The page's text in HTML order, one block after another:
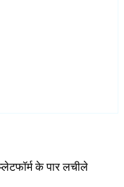
के पार लचीले